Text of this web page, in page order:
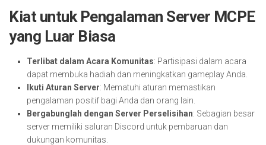
Kiat untuk Pengalaman Server MCPE
yang Luar Biasa
Terlibat dalam Acara Komunitas: Partisipasi dalam acara
dapat membuka hadiah dan meningkatkan gameplay Anda.
Ikuti Aturan Server: Mematuhi aturan memastikan
pengalaman positif bagi Anda dan orang lain.
Bergabunglah dengan Server Perselisihan: Sebagian besar
server memiliki saluran Discord untuk pembaruan dan
dukungan komunitas.